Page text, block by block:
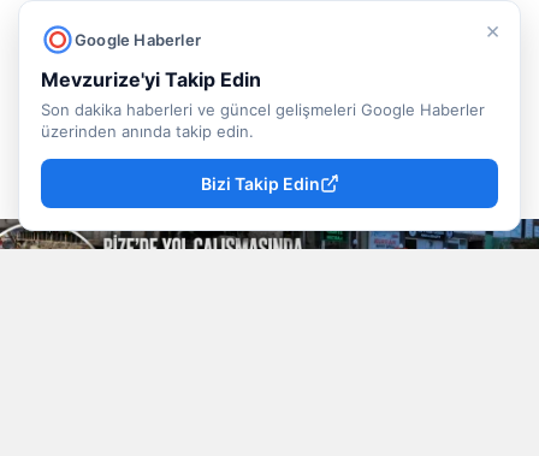
×
Google Haberler
Mevzurize'yi Takip Edin
Son dakika haberleri ve güncel gelişmeleri Google Haberler
üzerinden anında takip edin.
Bizi Takip Edin
Belediyesi tarafından koruma altına alınan
tarihi yapı, üzeri camla kaplanarak ziyarete
açılacak....
Muhabir
07 Ağustos 2026 - 22:49
Haberleri